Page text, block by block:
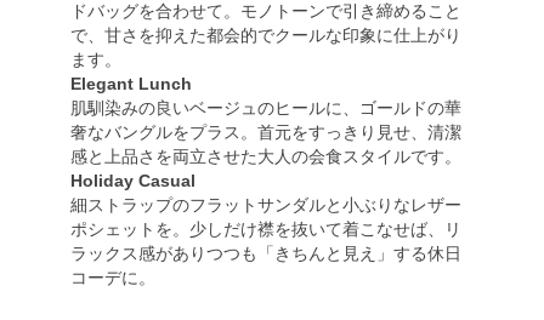
ドバッグを合わせて。モノトーンで引き締めること
で、甘さを抑えた都会的でクールな印象に仕上がり
ます。
Elegant Lunch
肌馴染みの良いベージュのヒールに、ゴールドの華
奢なバングルをプラス。首元をすっきり見せ、清潔
感と上品さを両立させた大人の会食スタイルです。
Holiday Casual
細ストラップのフラットサンダルと小ぶりなレザー
ポシェットを。少しだけ襟を抜いて着こなせば、リ
ラックス感がありつつも「きちんと見え」する休日
コーデに。